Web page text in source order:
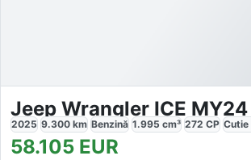
Jeep Wrangler ICE
2025 9.300 km Benzină 1.995 cm³ 272 CP Cutie
58.105 EUR